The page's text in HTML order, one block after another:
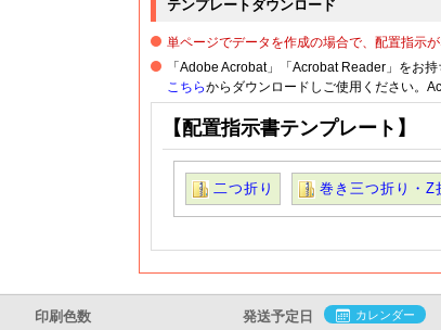
@13.8円
9,000部 122,590円
@13.6 円
134,720
@14.9円
9,500部 127,690円
@13.4
140,150
@14.7
10,000部 132,790円
円
145,570
円
テンプレートダウンロード
単ページでデータを作成の場合で、配置指示
「Adobe Acrobat」「Acrobat Reader」をお持
こちらからダウンロードしご使用ください。
【配置指示書テンプレート】
二つ折り 巻き三つ折り・Z
印刷色数
発送予定日 カレンダー